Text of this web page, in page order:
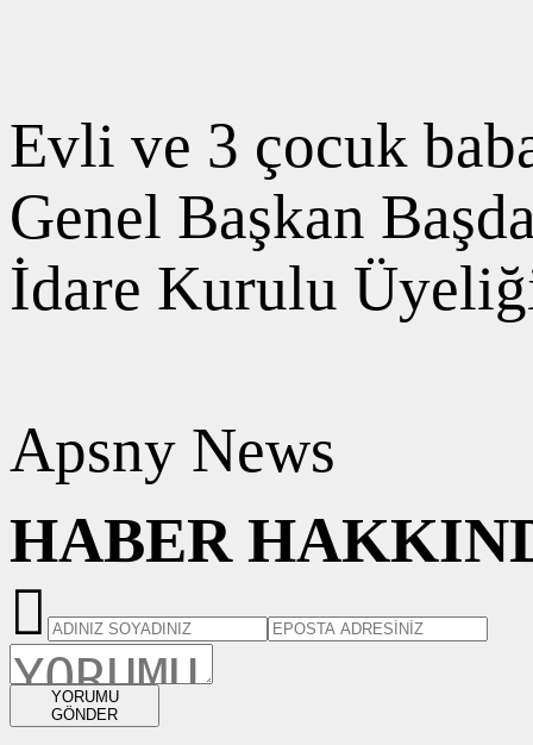
Evli ve 3 çocuk
Genel Başkan
İdare Kurulu
Apsny News
HABER
YORUMU
GÖNDER